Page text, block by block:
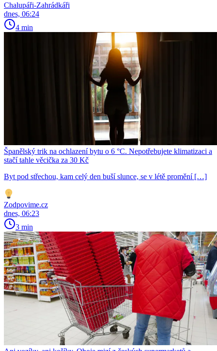
Chalupáři-Zahrádkáři
dnes, 06:24
4 min
Španělský trik na ochlazení bytu o 6 °C. Nepotřebujete klimatizaci a
stačí tahle věcička za 30 Kč
Byt pod střechou, kam celý den buší slunce, se v létě promění […]
Zodpovime.cz
dnes, 06:23
3 min